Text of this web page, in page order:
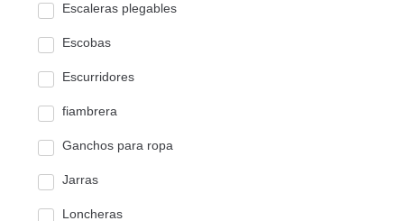
Escaleras plegables
Escobas
Escurridores
fiambrera
Ganchos para ropa
Jarras
Loncheras